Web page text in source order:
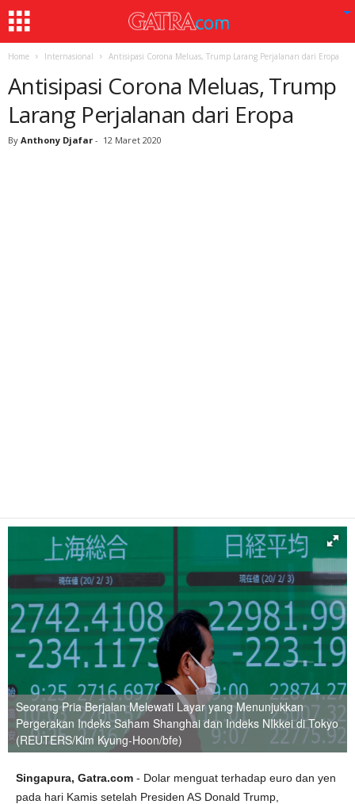
Home Internasional Antisipasi Corona Meluas, Trump Larang Perjalanan dari Eropa
Antisipasi Corona Meluas, Trump
Larang Perjalanan dari Eropa
By Anthony Djafar - 12 Maret 2020
Seorang Pria Berjalan Melewati Layar yang Menunjukkan
Pergerakan Indeks Saham Shanghai dan Indeks NIkkei di Tokyo
(REUTERS/Kim Kyung-Hoon/bfe)
Singapura, Gatra.com - Dolar menguat terhadap euro dan yen
pada hari Kamis setelah Presiden AS Donald Trump,